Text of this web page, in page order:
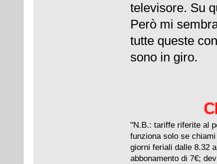
televisore. Su
Però mi
tutte queste
sono in giro.
"N.B.: tariffe riferite al
funziona solo se
giorni feriali dalle 8.32
abbonamento di 7€;